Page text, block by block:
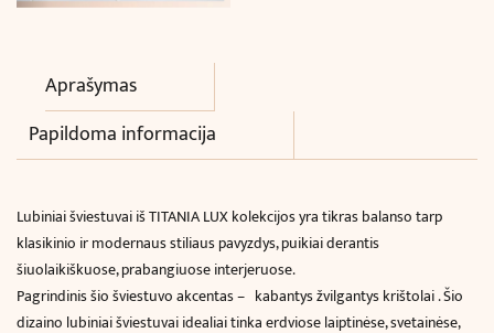
Aprašymas
Papildoma informacija
Lubiniai šviestuvai iš TITANIA LUX kolekcijos yra tikras balanso tarp
klasikinio ir modernaus stiliaus pavyzdys, puikiai derantis
šiuolaikiškuose, prabangiuose interjeruose.
Pagrindinis šio šviestuvo akcentas – kabantys žvilgantys krištolai . Šio
dizaino lubiniai šviestuvai idealiai tinka erdviose laiptinėse, svetainėse,